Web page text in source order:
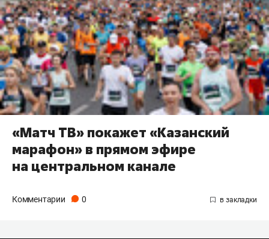
«Матч ТВ» покажет «Казанский
марафон» в прямом эфире
на центральном канале
Комментарии 0